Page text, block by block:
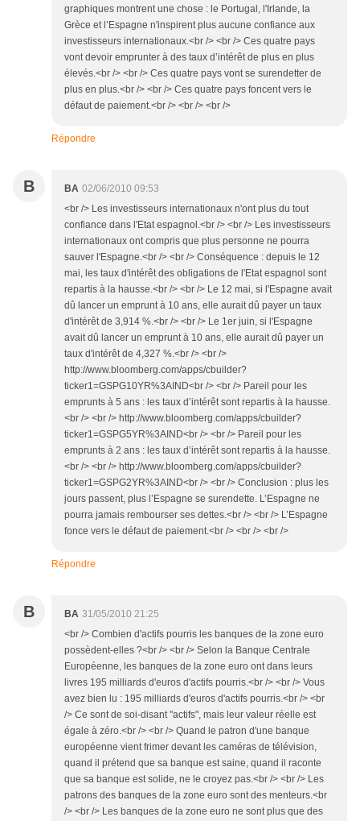
graphiques montrent une chose : le Portugal, l'Irlande, la
Grèce et l’Espagne n'inspirent plus aucune confiance aux
investisseurs internationaux.<br /> <br /> Ces quatre pays
vont devoir emprunter à des taux d’intérêt de plus en plus
élevés.<br /> <br /> Ces quatre pays vont se surendetter de
plus en plus.<br /> <br /> Ces quatre pays foncent vers le
défaut de paiement.<br /> <br /> <br />
Répondre
B BA 02/06/2010 09:53
<br /> Les investisseurs internationaux n'ont plus du tout
confiance dans l'Etat espagnol.<br /> <br /> Les investisseurs
internationaux ont compris que plus personne ne pourra
sauver l'Espagne.<br /> <br /> Conséquence : depuis le 12
mai, les taux d'intérêt des obligations de l'Etat espagnol sont
repartis à la hausse.<br /> <br /> Le 12 mai, si l'Espagne avait
dû lancer un emprunt à 10 ans, elle aurait dû payer un taux
d'intérêt de 3,914 %.<br /> <br /> Le 1er juin, si l'Espagne
avait dû lancer un emprunt à 10 ans, elle aurait dû payer un
taux d'intérêt de 4,327 %.<br /> <br />
http://www.bloomberg.com/apps/cbuilder?
ticker1=GSPG10YR%3AIND<br /> <br /> Pareil pour les
emprunts à 5 ans : les taux d’intérêt sont repartis à la hausse.
<br /> <br /> http://www.bloomberg.com/apps/cbuilder?
ticker1=GSPG5YR%3AIND<br /> <br /> Pareil pour les
emprunts à 2 ans : les taux d’intérêt sont repartis à la hausse.
<br /> <br /> http://www.bloomberg.com/apps/cbuilder?
ticker1=GSPG2YR%3AIND<br /> <br /> Conclusion : plus les
jours passent, plus l’Espagne se surendette. L’Espagne ne
pourra jamais rembourser ses dettes.<br /> <br /> L’Espagne
fonce vers le défaut de paiement.<br /> <br /> <br />
Répondre
B BA 31/05/2010 21:25
<br /> Combien d'actifs pourris les banques de la zone euro
possèdent-elles ?<br /> <br /> Selon la Banque Centrale
Européenne, les banques de la zone euro ont dans leurs
livres 195 milliards d'euros d'actifs pourris.<br /> <br /> Vous
avez bien lu : 195 milliards d'euros d'actifs pourris.<br /> <br
/> Ce sont de soi-disant "actifs", mais leur valeur réelle est
égale à zéro.<br /> <br /> Quand le patron d'une banque
européenne vient frimer devant les caméras de télévision,
quand il prétend que sa banque est saine, quand il raconte
que sa banque est solide, ne le croyez pas.<br /> <br /> Les
patrons des banques de la zone euro sont des menteurs.<br
/> <br /> Les banques de la zone euro ne sont plus que des